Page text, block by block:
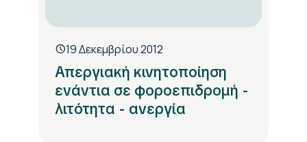
19 Δεκεμβρίου 2012
Απεργιακή κινητοποίηση
ενάντια σε φοροεπιδρομή -
λιτότητα - ανεργία